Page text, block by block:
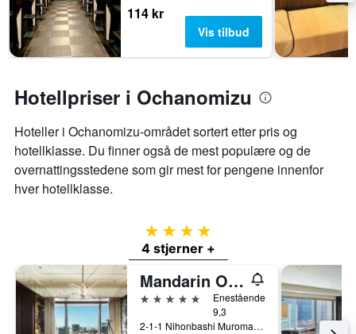
114 kr
Vis tilbud
Hotellpriser i Ochanomizu
Hoteller i Ochanomizu-området sortert etter pris og
hotellklasse. Du finner også de mest populære og de
overnattingsstedene som gir mest for pengene innenfor
hver hotellklasse.
4 stjerner
4 stjerner +
Mandarin Oriental, Tokyo
5 stjerner
Enestående
9,3
2-1-1 Nihonbashi Muromachi, Tokyo, Japan